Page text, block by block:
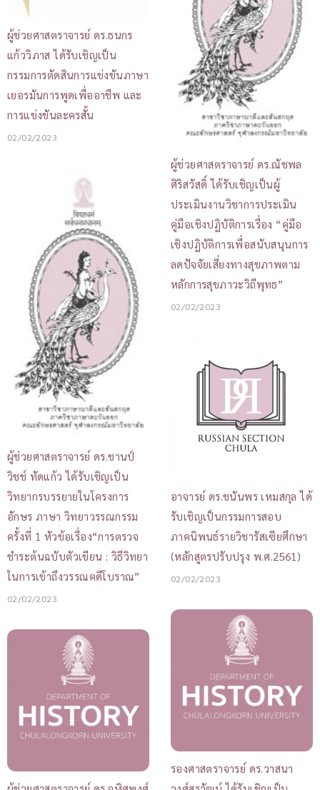
ผู้ช่วยศาสตราจารย์ ดร.ธนกร
แก้ววิภาส ได้รับเชิญเป็น
กรรมการตัดสินการแข่งขันภาษา
เยอรมันการพูดเพื่ออาชีพ และ
การแข่งขันละครสั้น
02/02/2023
ผู้ช่วยศาสตราจารย์ ดร.ณัชพล
ศิริสวัสดิ์ ได้รับเชิญเป็นผู้
ประเมินงานวิชาการประเมิน
คู่มือเชิงปฏิบัติการเรื่อง “คู่มือ
เชิงปฏิบัติการเพื่อสนับสนุนการ
ลดปัจจัยเสี่ยงทางสุขภาพตาม
หลักการสุขภาวะวิถีพุทธ”
02/02/2023
ผู้ช่วยศาสตราจารย์ ดร.ชานป์
วิชช์ ทัดแก้ว ได้รับเชิญเป็น
วิทยากรบรรยายในโครงการ
อักษร ภาษา วิทยาวรรณกรรม
ครั้งที่ 1 หัวข้อเรื่อง“การตรวจ
ชำระต้นฉบับตัวเขียน : วิธีวิทยา
ในการเข้าถึงวรรณคดีโบราณ”
02/02/2023
อาจารย์ ดร.ชนันพร เหมสกุล ได้
รับเชิญเป็นกรรมการสอบ
ภาคนิพนธ์รายวิชารัสเซียศึกษา
(หลักสูตรปรับปรุง พ.ศ.2561)
02/02/2023
รองศาสตราจารย์ ดร.วาสนา